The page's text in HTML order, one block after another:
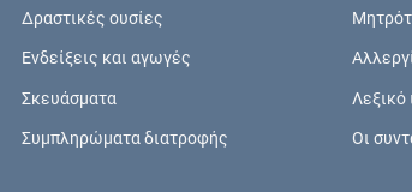
Δραστικές ουσίες
Ενδείξεις και αγωγές
Σκευάσματα
Συμπληρώματα διατροφής
Λεξικό
Οι